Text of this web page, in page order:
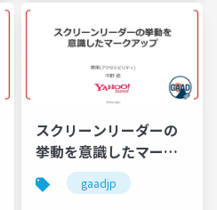
スクリーンリーダーの
挙動を意識したマーク
アップ gaadjp